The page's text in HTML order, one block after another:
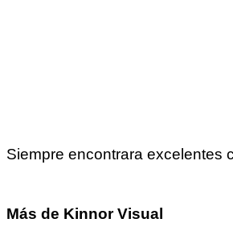
Siempre encontrara excelentes
Más de Kinnor Visual